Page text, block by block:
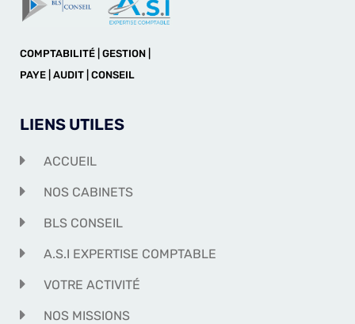
COMPTABILITÉ | GESTION |
PAYE | AUDIT | CONSEIL
LIENS UTILES
ACCUEIL
NOS CABINETS
BLS CONSEIL
A.S.I EXPERTISE COMPTABLE
VOTRE ACTIVITÉ
NOS MISSIONS